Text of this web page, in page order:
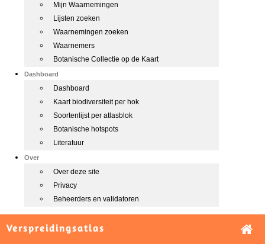
Mijn Waarnemingen
Lijsten zoeken
Waarnemingen zoeken
Waarnemers
Botanische Collectie op de Kaart
Dashboard
Dashboard
Kaart biodiversiteit per hok
Soortenlijst per atlasblok
Botanische hotspots
Literatuur
Over
Over deze site
Privacy
Beheerders en validatoren
Verspreidingsatlas